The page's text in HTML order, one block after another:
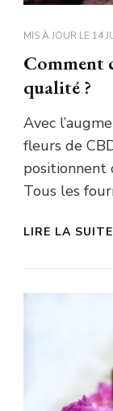
MIS À JOUR LE 14
Comment
qualité ?
Avec
fleurs de
positionnent
Tous les
LIRE LA SUITE